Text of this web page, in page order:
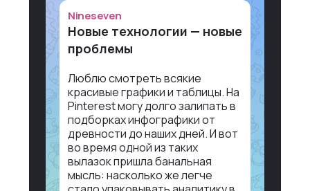
Nineseven
Новые технологии — новые
проблемы
Люблю смотреть всякие
красивые графики и таблицы. На
Pinterest могу долго залипать в
подборках инфографики от
древности до наших дней. И вот
во время одной из таких
вылазок пришла банальная
мысль: насколько же легче